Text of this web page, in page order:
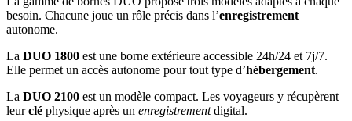
besoin. Chacune joue un rôle précis dans l’enregistrement
autonome.
La DUO 1800 est une borne extérieure accessible 24h/24 et 7j/7.
Elle permet un accès autonome pour tout type d’hébergement.
La DUO 2100 est un modèle compact. Les voyageurs y récupèrent
leurclé physique après un enregistrementdigital.